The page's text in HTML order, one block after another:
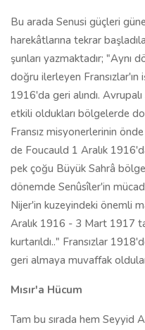
Bu arada Senusi güçleri
harekâtlarına tekrar
şunları yazmaktadır; "Aynı
doğru ilerleyen
1916'da geri alındı.
etkili oldukları bölgelerde
Fransız misyonerlerinin
de Foucauld 1 Aralık
pek çoğu Büyük Sahrâ
dönemde Senûsîler'in
Nijer'in kuzeyindeki önemli
Aralık 1916 - 3 Mart 1917
kurtarıldı.." Fransızlar
geri almaya muvaffak
Mısır'a Hücum
Tam bu sırada hem Seyyid